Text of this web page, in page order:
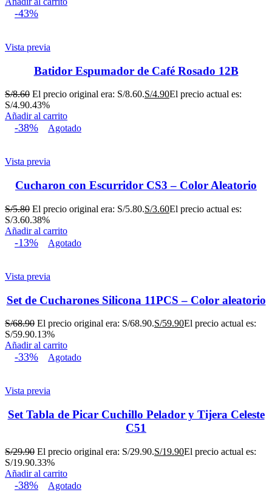
-43%
Vista previa
Batidor Espumador de Café Rosado 12B
S/8.60 El precio original era: S/8.60.S/4.90El precio actual es:
S/4.90.43%
Añadir al carrito
-38% Agotado
Vista previa
Cucharon con Escurridor CS3 – Color Aleatorio
S/5.80 El precio original era: S/5.80.S/3.60El precio actual es:
S/3.60.38%
Añadir al carrito
-13% Agotado
Vista previa
Set de Cucharones Silicona 11PCS – Color aleatorio
S/68.90 El precio original era: S/68.90.S/59.90El precio actual es:
S/59.90.13%
Añadir al carrito
-33% Agotado
Vista previa
Set Tabla de Picar Cuchillo Pelador y Tijera Celeste
C51
S/29.90 El precio original era: S/29.90.S/19.90El precio actual es:
S/19.90.33%
Añadir al carrito
-38% Agotado